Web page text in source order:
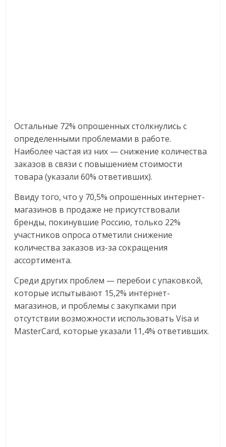
Остальные 72% опрошенных столкнулись с
определенными проблемами в работе.
Наиболее частая из них — снижение количества
заказов в связи с повышением стоимости
товара (указали 60% ответивших).
Ввиду того, что у 70,5% опрошенных интернет-
магазинов в продаже не присутствовали
бренды, покинувшие Россию, только 22%
участников опроса отметили снижение
количества заказов из-за сокращения
ассортимента.
Среди других проблем — перебои с упаковкой,
которые испытывают 15,2% интернет-
магазинов, и проблемы с закупками при
отсутствии возможности использовать Visa и
MasterCard, которые указали 11,4% ответивших.